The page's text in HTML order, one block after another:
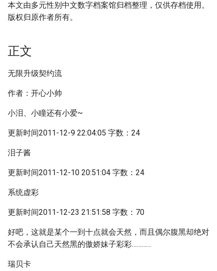
本文由多元性别中文数字档案馆归档整理，仅供存档使用。
版权归原作者所有。
正文
无限升级契约流
作者：开心小帅
小泪、小瞳还有小爱~
更新时间2011-12-9 22:04:05 字数：24
泪子酱
更新时间2011-12-10 20:51:04 字数：24
系统虚彩
更新时间2011-12-23 21:51:58 字数：70
好吧，这就是某个一到十点就会天然，而且偶尔腹黑却绝对
不会承认自己天然黑的傲娇妹子彩彩…………
瑞贝卡